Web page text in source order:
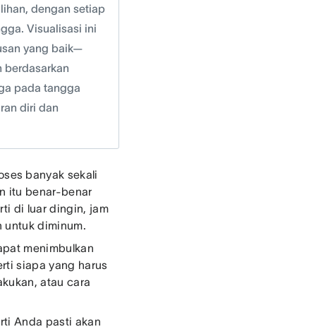
dengan setiap
Visualisasi ini
yang baik—
berdasarkan
pada tangga
diri dan
banyak sekali
itu benar-benar
di luar dingin, jam
untuk diminum.
menimbulkan
siapa yang harus
atau cara
Anda pasti akan